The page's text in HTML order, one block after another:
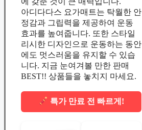
아디다다스 요가매트는 탁월한 안
정감과 그립력을 제공하여 운동
효과를 높여줍니다. 또한 스타일
리시한 디자인으로 운동하는 동안
에도 멋스러움을 유지할 수 있습
니다. 지금 눈여겨볼 만한 판매
BEST!! 상품들을 놓치지 마세요.
특가 만료 전 빠르게!